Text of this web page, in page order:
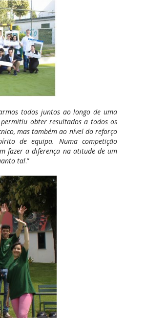
todos juntos ao longo de uma
obter resultados a todos os
mas também ao nível do reforço
de equipa. Numa competição
fazer a diferença na atitude de um
tal.”